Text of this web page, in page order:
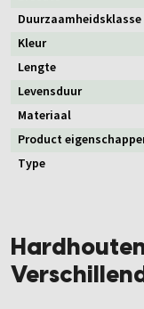
Duurzaamheidsklasse
Kleur
Lengte
Levensduur
Materiaal
Product
Type